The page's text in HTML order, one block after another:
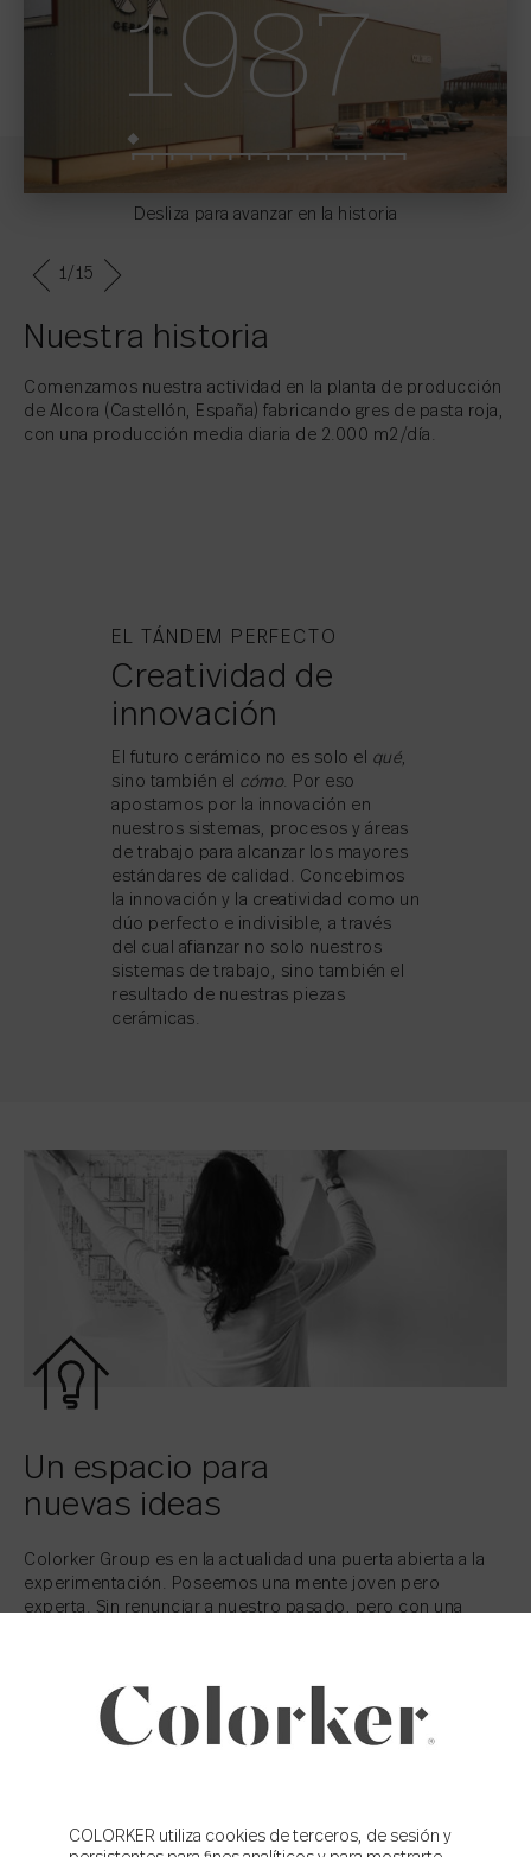
1987
Desliza para avanzar en la historia
1/15
Nuestra historia
Comenzamos nuestra actividad en la planta de producción
de Alcora (Castellón, España) fabricando gres de pasta roja,
con una producción media diaria de 2.000 m2/día.
EL TÁNDEM PERFECTO
Creatividad de
innovación
El futuro cerámico no es solo el qué,
sino también el cómo. Por eso
apostamos por la innovación en
nuestros sistemas, procesos y áreas
de trabajo para alcanzar los mayores
estándares de calidad. Concebimos
la innovación y la creatividad como un
dúo perfecto e indivisible, a través
del cual afianzar no solo nuestros
sistemas de trabajo, sino también el
resultado de nuestras piezas
cerámicas.
Un espacio para
nuevas ideas
Colorker Group es en la actualidad una puerta abierta a la
experimentación. Poseemos una mente joven pero
experta. Sin renunciar a nuestro pasado, pero con una
creadores que contribuye a la evolución de proyectos de
arquitectura, interiorismo y diseño mediante herramientas
de inspiración y experiencias de marca que trascienden el
COLORKER utiliza cookies de terceros, de sesión y